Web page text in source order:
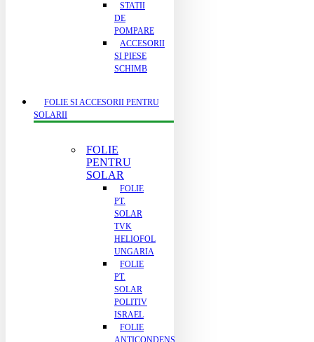
STATII
DE
POMPARE
ACCESORII
SI PIESE
SCHIMB
FOLIE SI ACCESORII PENTRU
SOLARII
FOLIE
PENTRU
SOLAR
FOLIE
PT.
SOLAR
TVK
HELIOFOL
UNGARIA
FOLIE
PT.
SOLAR
POLITIV
ISRAEL
FOLIE
ANTICONDENS